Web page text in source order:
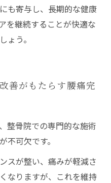
も寄与し、長期的な健康
を継続することが快適な
ょう。
善がもたらす腰痛完
整骨院での専門的な施術
不可欠です。
スが整い、痛みが軽減さ
なりますが、これを維持